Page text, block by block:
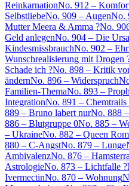
ReinkarnationNo. 912 –
SelbstliebeNo. 909 – AugenNo.
Mutter Meera & Amma ?No.
Geld anlegenNo. 904 – Die
KindesmissbrauchNo. 902 –
Wunschrealisierung mit Drogen
Schade ich ?No. 898 – Kritik
ändernNo. 896 – Widerspruch
Familien-ThemaNo. 893 –
IntegrationNo. 891 – Chemtrails
889 – Bruno labert nurNo. 888
886 – Blutgruppe 0No. 885 –
– UkraineNo. 882 – Queen
880 – C-AngstNo. 879 – Lunge
AmbivalenzNo. 876 –
AstrologieNo. 873 – Lichtfalle ?
IvermectinNo. 870 – Wohnung